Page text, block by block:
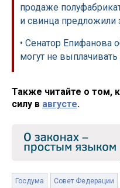
продаже
и свинца предложили
• Сенатор Епифанова
могут не
Также читайте о том,
силу в августе.
Госдума Совет Федерации